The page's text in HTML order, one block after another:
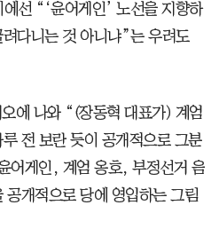
선 “‘윤어게인’ 노선을 지향하
다니는 것 아니냐”는 우려도
에 나와 “(장동혁 대표가) 계엄
전 보란 듯이 공개적으로 그분
어게인, 계엄 옹호, 부정선거 음
공개적으로 당에 영입하는 그림